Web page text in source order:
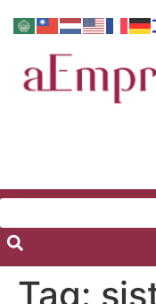
Tag: